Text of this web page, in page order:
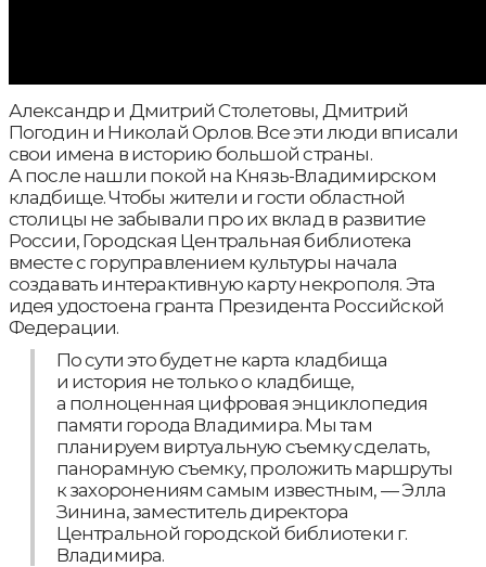
Александр и Дмитрий Столетовы, Дмитрий
Погодин и Николай Орлов. Все эти люди вписали
свои имена в историю большой страны.
А после нашли покой на Князь-Владимирском
кладбище. Чтобы жители и гости областной
столицы не забывали про их вклад в развитие
России, Городская Центральная библиотека
вместе с горуправлением культуры начала
создавать интерактивную карту некрополя. Эта
идея удостоена гранта Президента Российской
Федерации.
По сути это будет не карта кладбища
и история не только о кладбище,
а полноценная цифровая энциклопедия
памяти города Владимира. Мы там
планируем виртуальную съемку сделать,
панорамную съемку, проложить маршруты
к захоронениям самым известным, — Элла
Зинина, заместитель директора
Центральной городской библиотеки г.
Владимира.